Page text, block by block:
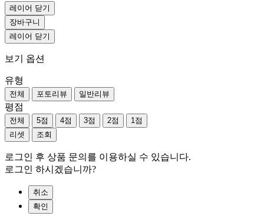
레이어 닫기
장바구니
레이어 닫기
보기 옵션
유형
전체 포토리뷰 일반리뷰
평점
전체 5점 4점 3점 2점
1점
리셋
조회
로그인 후 상품 문의를 이용하실 수 있습니다.
로그인 하시겠습니까?
취소
확인